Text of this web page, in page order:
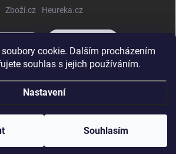
cookie. Dalším procházením
souhlas s jejich používáním.
Nastavení
Souhlasím
Zboží.cz Heureka.cz
Vytvořil Shoptet
www.upravenavoda-eshop.eu
Upravit nastavení cookies